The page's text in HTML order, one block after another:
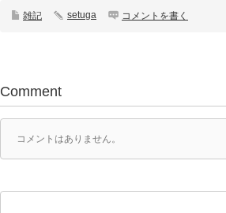
雑記 setuga コメントを書く
Comment
コメントはありません。